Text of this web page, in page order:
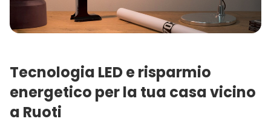
Tecnologia LED e risparmio
energetico per la tua casa vicino
a Ruoti